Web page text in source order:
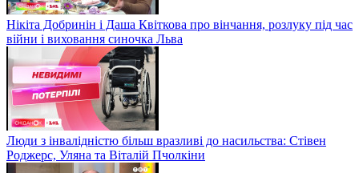
Нікіта Добринін і Даша Квіткова про вінчання, розлуку під час
війни і виховання синочка Льва
Люди з інвалідністю більш вразливі до насильства: Стівен
Роджерс, Уляна та Віталій Пчолкіни